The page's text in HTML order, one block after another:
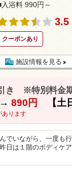
入浴料 990円～
3.5
クーポンあり
施設情報を見る
き ※特別料金
890円 【土
あります
でいながら、一度も
日は１階のボディケ